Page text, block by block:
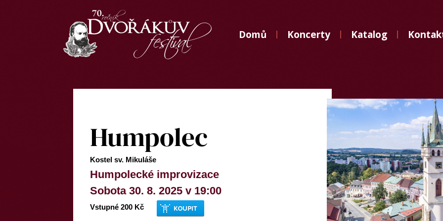
Domů Koncerty Katalog
Koncerty
Humpolec
Kostel sv. Mikuláše
Humpolecké improvizace
Sobota 30. 8. 2025 v 19:00
Vstupné 200 Kč